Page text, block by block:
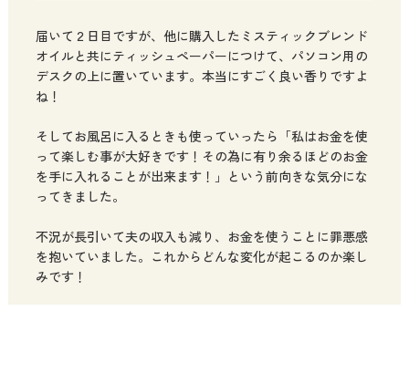
届いて２日目ですが、他に購入したミスティックブレンド
オイルと共にティッシュペーパーにつけて、パソコン用の
デスクの上に置いています。本当にすごく良い香りですよ
ね！
そしてお風呂に入るときも使っていったら「私はお金を使
って楽しむ事が大好きです！その為に有り余るほどのお金
を手に入れることが出来ます！」という前向きな気分にな
ってきました。
不況が長引いて夫の収入も減り、お金を使うことに罪悪感
を抱いていました。これからどんな変化が起こるのか楽し
みです！